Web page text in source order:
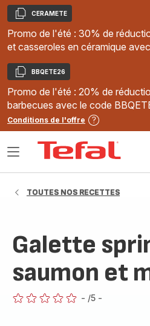
Copier
CERAMETE
Promo de l'été : 30% de
et casseroles en céramique
Copier
BBQETE26
Promo de l'été : 20% de
barbecues avec le code
Conditions de l'offre
Ouvrir
TOUTES NOS RECETTES
Galette
saumon et
- /5 -